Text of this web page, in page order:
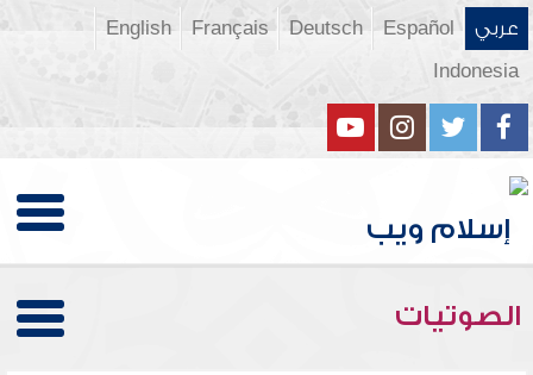
عربي Español
Deutsch
Français
English
Indonesia
الصوتيات